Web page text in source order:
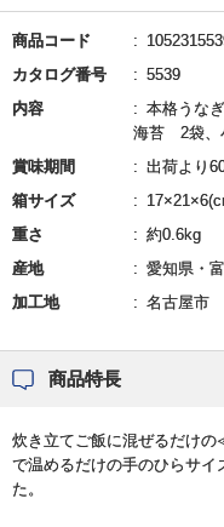
商品コード
カタログ番号
5539
内容
本格うな
海苔 2袋、
賞味期間
出荷より
箱サイズ
重さ
約0.6kg
産地
愛知県・
加工地
名古屋市
商品特長
炊き立てご飯に混ぜるだけ
で温めるだけの手のひらサイ
た。